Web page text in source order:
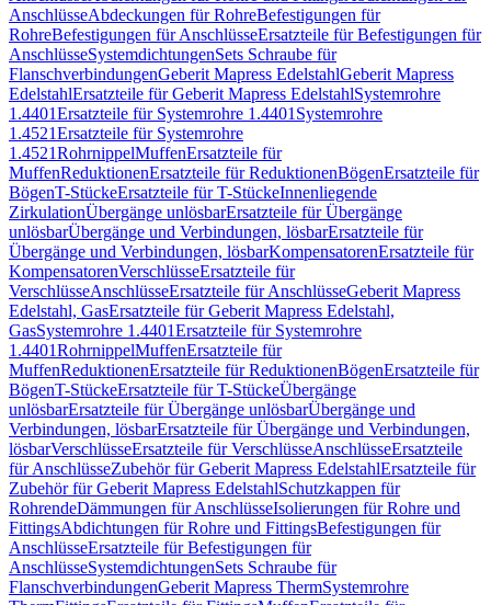
AnschlüsseAbdeckungen für RohreBefestigungen für
RohreBefestigungen für AnschlüsseErsatzteile für Befestigungen für
AnschlüsseSystemdichtungenSets Schraube für
FlanschverbindungenGeberit Mapress EdelstahlGeberit Mapress
EdelstahlErsatzteile für Geberit Mapress EdelstahlSystemrohre
1.4401Ersatzteile für Systemrohre 1.4401 Systemrohre
1.4521Ersatzteile für Systemrohre
1.4521RohrnippelMuffenErsatzteile für
MuffenReduktionenErsatzteile für ReduktionenBögenErsatzteile für
BögenT-StückeErsatzteile für T-StückeInnenliegende
ZirkulationÜbergänge unlösbarErsatzteile für Übergänge
unlösbarÜbergänge und Verbindungen, lösbarErsatzteile für
Übergänge und Verbindungen, lösbarKompensatorenErsatzteile für
KompensatorenVerschlüsseErsatzteile für
VerschlüsseAnschlüsseErsatzteile für AnschlüsseGeberit Mapress
Edelstahl, GasErsatzteile für Geberit Mapress Edelstahl,
GasSystemrohre 1.4401Ersatzteile für Systemrohre
1.4401RohrnippelMuffenErsatzteile für
MuffenReduktionenErsatzteile für ReduktionenBögenErsatzteile für
BögenT-StückeErsatzteile für T-StückeÜbergänge
unlösbarErsatzteile für Übergänge unlösbarÜbergänge und
Verbindungen, lösbarErsatzteile für Übergänge und Verbindungen,
lösbarVerschlüsseErsatzteile für VerschlüsseAnschlüsseErsatzteile
für AnschlüsseZubehör für Geberit Mapress EdelstahlErsatzteile für
Zubehör für Geberit Mapress EdelstahlSchutzkappen für
RohrendeDämmungen für AnschlüsseIsolierungen für Rohre und
FittingsAbdichtungen für Rohre und FittingsBefestigungen für
AnschlüsseErsatzteile für Befestigungen für
AnschlüsseSystemdichtungenSets Schraube für
FlanschverbindungenGeberit Mapress ThermSystemrohre